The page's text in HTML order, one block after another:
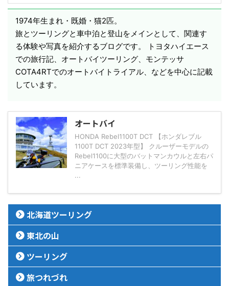
1974年生まれ・既婚・猫2匹。
旅とツーリングと車中泊と登山をメインとして、関連す
る体験や写真を紹介するブログです。 トヨタハイエース
での旅行記、オートバイツーリング、モンテッサ
COTA4RTでのオートバイトライアル、などを中心に記載
しています。
オートバイ
HONDA Rebel1100T DCT 【ホンダレブル
1100T DCT 2023年型】 クルーザーモデルの
Rebel1100に大型のバットマンカウルと左右パ
ニアケースを標準装備し、ツーリング性能を
...
北海道ツーリング
東北の山
ツーリング
旅つれづれ